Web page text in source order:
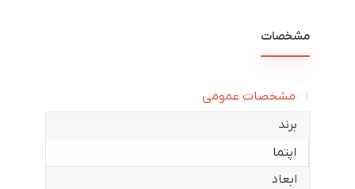
مشخصات
مشخصات عمومی
برند
اپتما
ابعاد